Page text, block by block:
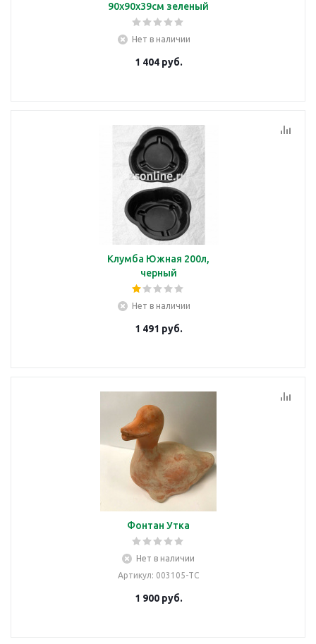
90х90х39см зеленый
Нет в наличии
1 404руб.
Клумба Южная 200л,
черный
Нет в наличии
1 491 руб.
Фонтан Утка
Нет в наличии
Артикул: 003105-ТС
1 900руб.